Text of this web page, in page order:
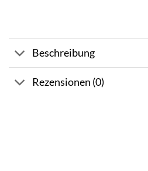
Beschreibung
Rezensionen (0)